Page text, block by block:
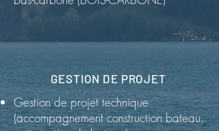
GESTION DE PROJET
Gestion de projet technique
(accompagnement construction bateau,